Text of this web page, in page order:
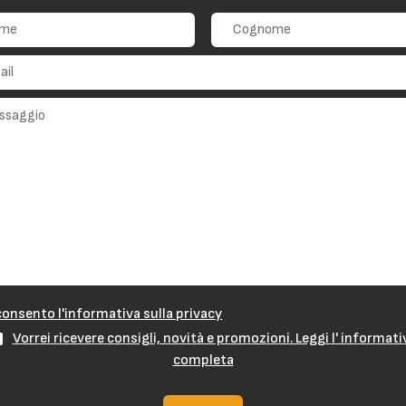
l'informativa sulla privacy
Vorrei ricevere consigli, novità e promozioni. Leggi l'
completa